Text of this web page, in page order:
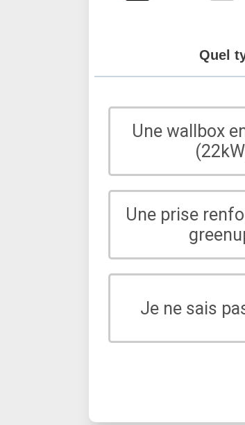
Quel
Une wallbox
Une prise
Je ne sais